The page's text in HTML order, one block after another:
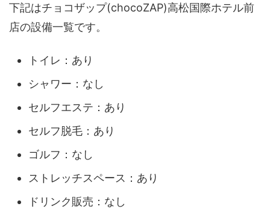
下記はチョコザップ(chocoZAP)高松国際ホテル前
店の設備一覧です。
トイレ：あり
シャワー：なし
セルフエステ：あり
セルフ脱毛：あり
ゴルフ：なし
ストレッチスペース：あり
ドリンク販売：なし